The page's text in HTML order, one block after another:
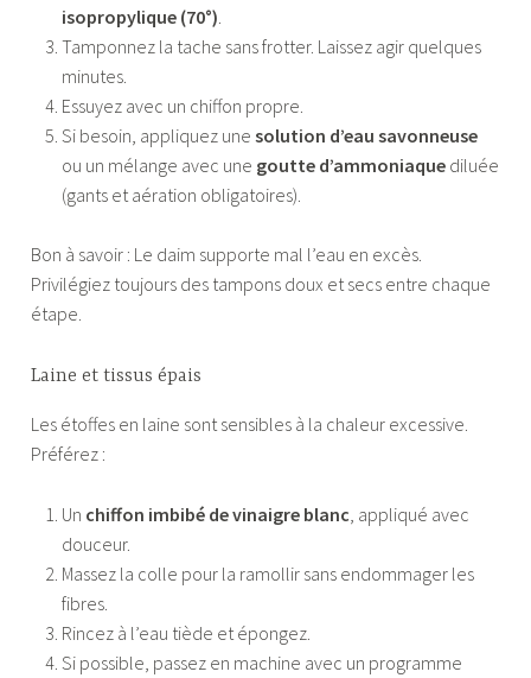
isopropylique (70°)
Tamponnez la tache sans frotter. Laissez agir quelques
minutes.
Essuyez avec un chiffon propre.
Si besoin, appliquez une solution d’eau savonneuse
ou un mélange avec une goutte d’ammoniaquediluée
(gants et aération obligatoires).
Bon à savoir : Le daim supporte mal l’eau en excès.
Privilégiez toujours des tampons doux et secs entre chaque
étape.
Laine et tissus épais
Les étoffes en laine sont sensibles à la chaleur excessive.
Préférez :
Un chiffon imbibé de vinaigre blanc , appliqué avec
douceur.
Massez la colle pour la ramollir sans endommager les
fibres.
Rincez à l’eau tiède et épongez.
Si possible, passez en machine avec un programme